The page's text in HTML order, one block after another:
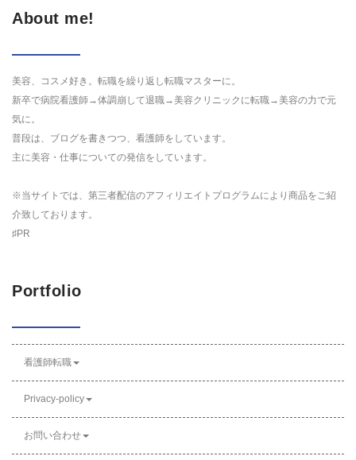
About me!
美容、コスメ好き。転職を繰り返し転職マスターに。
新卒で病院看護師→体調崩して退職→美容クリニックに転職→美容の力で元
気に。
普段は、ブログを書きつつ、看護師をしています。
主に美容・仕事についての発信をしています。
※当サイトでは、第三者配信のアフィリエイトプログラムにより商品をご紹
介致しております。
♯PR
Portfolio
看護師転職
Privacy-policy
お問い合わせ